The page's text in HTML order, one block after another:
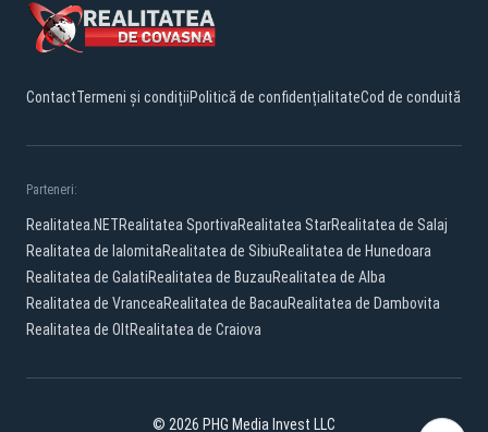
ContactTermeni și condițiiPolitică de confidențialitateCod de conduită
Parteneri:
Realitatea.NETRealitatea SportivaRealitatea StarRealitatea de Salaj
Realitatea de IalomitaRealitatea de SibiuRealitatea de Hunedoara
Realitatea de GalatiRealitatea de BuzauRealitatea de Alba
Realitatea de VranceaRealitatea de BacauRealitatea de Dambovita
Realitatea de OltRealitatea de Craiova
© 2026 PHG Media Invest LLC